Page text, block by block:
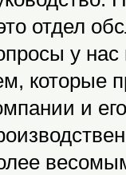
отдел
у нас
которые
и